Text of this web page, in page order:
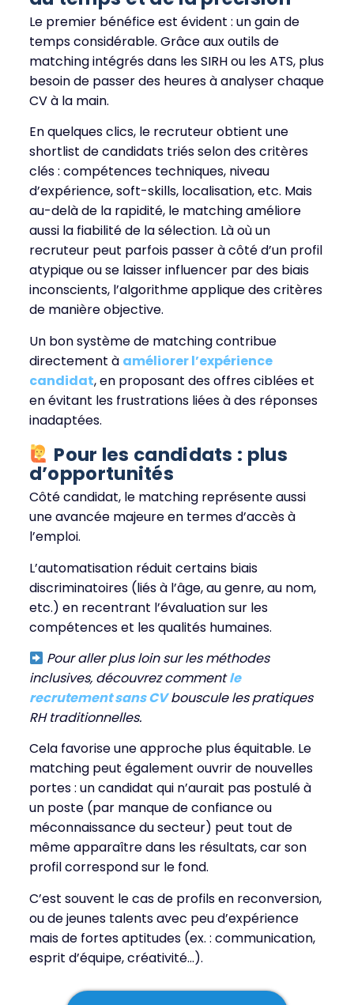
Le premier bénéfice est évident : un gain de
temps considérable. Grâce aux outils de
matching intégrés dans les SIRH ou les ATS, plus
besoin de passer des heures à analyser chaque
CV à la main.
En quelques clics, le recruteur obtient une
shortlist de candidats triés selon des critères
clés : compétences techniques, niveau
d’expérience, soft-skills, localisation, etc. Mais
au-delà de la rapidité, le matching améliore
aussi la fiabilité de la sélection. Là où un
recruteur peut parfois passer à côté d’un profil
atypique ou se laisser influencer par des biais
inconscients, l’algorithme applique des critères
de manière objective.
Un bon système de matching contribue
directement à améliorer l’expérience
candidat, en proposant des offres ciblées et
en évitant les frustrations liées à des réponses
inadaptées.
Pour les candidats : plus
d’opportunités
Côté candidat, le matching représente aussi
une avancée majeure en termes d’accès à
l’emploi.
L’automatisation réduit certains biais
discriminatoires (liés à l’âge, au genre, au nom,
etc.) en recentrant l’évaluation sur les
compétences et les qualités humaines.
Pour aller plus loin sur les méthodes
inclusives, découvrez commentle
recrutement sans CVbouscule les pratiques
RH traditionnelles.
Cela favorise une approche plus équitable. Le
matching peut également ouvrir de nouvelles
portes : un candidat qui n’aurait pas postulé à
un poste (par manque de confiance ou
méconnaissance du secteur) peut tout de
même apparaître dans les résultats, car son
profil correspond sur le fond.
C’est souvent le cas de profils en reconversion,
ou de jeunes talents avec peu d’expérience
mais de fortes aptitudes (ex. : communication,
esprit d’équipe, créativité…).